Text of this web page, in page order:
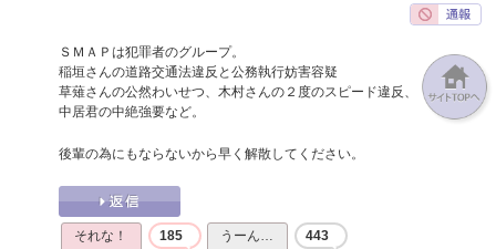
ＳＭＡＰは犯罪者のグループ。
稲垣さんの道路交通法違反と公務執行妨害容疑
草薙さんの公然わいせつ、木村さんの２度のスピード違反、
中居君の中絶強要など。
後輩の為にもならないから早く解散してください。
それな！ 185 うーん… 443